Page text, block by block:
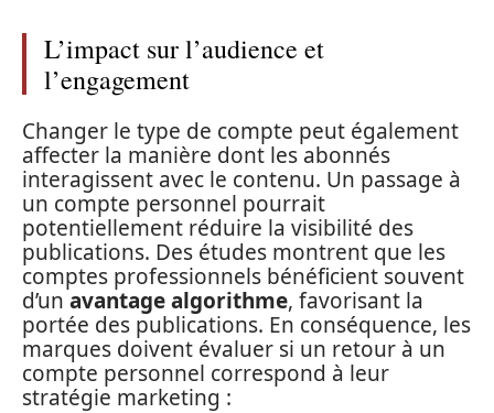
L’impact sur l’audience et
l’engagement
Changer le type de compte peut également
affecter la manière dont les abonnés
interagissent avec le contenu. Un passage à
un compte personnel pourrait
potentiellement réduire la visibilité des
publications. Des études montrent que les
comptes professionnels bénéficient souvent
d’un avantage algorithme, favorisant la
portée des publications. En conséquence, les
marques doivent évaluer si un retour à un
compte personnel correspond à leur
stratégie marketing :